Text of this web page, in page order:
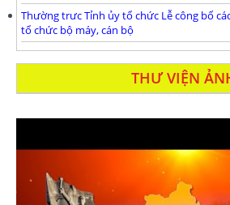
Thường trưc Tỉnh ủy tổ chức Lễ công bố
tổ chức bộ máy, cán bộ
THƯ VIỆN